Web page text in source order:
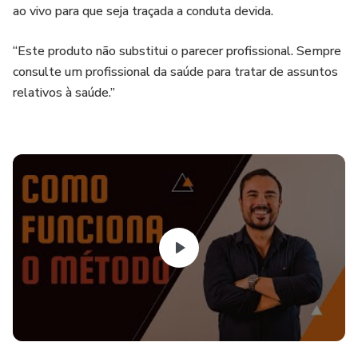
ao vivo para que seja traçada a conduta devida.
“Este produto não substitui o parecer profissional. Sempre
consulte um profissional da saúde para tratar de assuntos
relativos à saúde.”